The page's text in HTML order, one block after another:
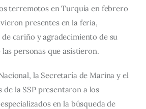
terremotos en Turquía en febrero
presentes en la feria,
cariño y agradecimiento de su
personas que asistieron.
la Secretaría de Marina y el
de la SSP presentaron a los
en la búsqueda de